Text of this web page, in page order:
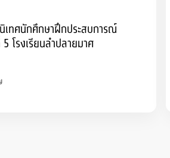
ทศนักศึกษาฝึกประสบการณ์
โรงเรียนลำปลายมาศ